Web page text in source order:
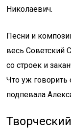
Николаевич.
Песни и
весь Советский
со строек и
Что уж говорить
подпевала